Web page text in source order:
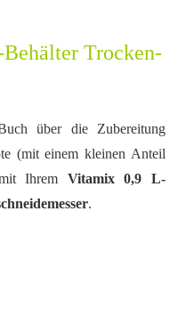
Trocken-
über die Zubereitung
(mit einem kleinen Anteil
Ihrem Vitamix 0,9 L-
.